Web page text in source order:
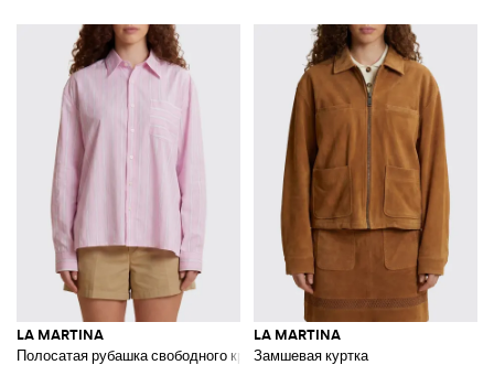
LA MARTINA
Полосатая рубашка свободного кроя с длинными рукавами из хлопка
LA MARTINA
Замшевая куртка